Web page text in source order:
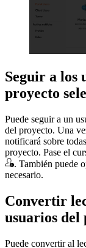
Seguir a los
proyecto
Puede seguir a un
del proyecto. Una
notificará sobre
proyecto. Pase el
. También puede
necesario.
Convertir
usuarios del
Puede convertir al